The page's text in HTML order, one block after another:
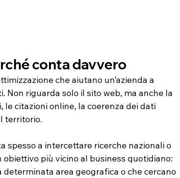
conta davvero
che aiutano un’azienda a
riguarda solo il sito web, ma anche la
le citazioni online, la coerenza dei dati
territorio.
spesso a intercettare ricerche nazionali o
obiettivo più vicino al business quotidiano:
area geografica o che cercano